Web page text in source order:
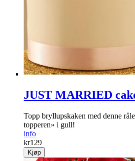
JUST MARRIED
Topp bryllupskaken med denne
topperen» i gull!
info
kr129
Kjøp